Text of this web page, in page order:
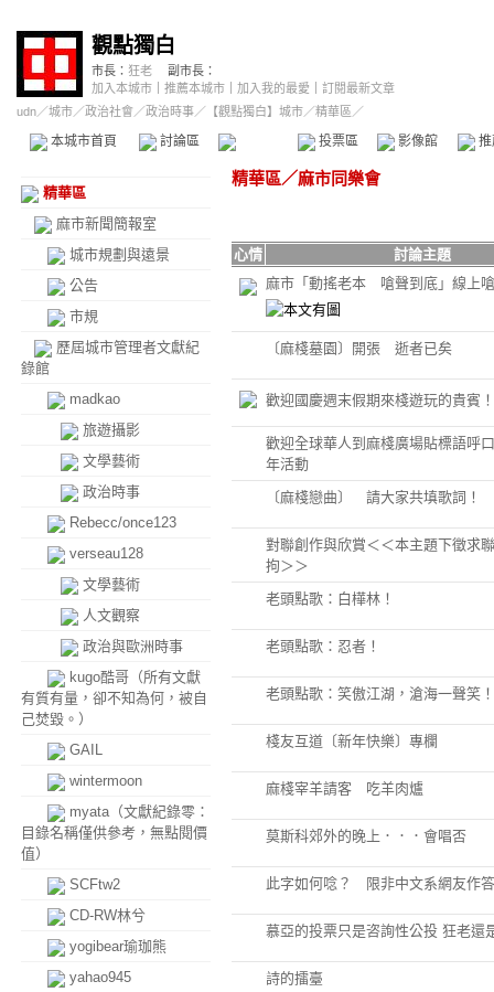
觀點獨白
市長： 狂老
副市長：
加入本城市
推薦本城市 加入我的最愛
訂閱最新文章
udn／城市／政治社會 ／政治時事／ 【觀點獨白】城市／精華區／
本城市首頁 討論區 精華區 投票區 影像館
精華區
麻市新聞簡報室
城市規劃與遠景
公告
市規
歷屆城市管理者文獻紀
錄館
madkao
旅遊攝影
文學藝術
政治時事
Rebecc/once123
verseau128
文學藝術
人文觀察
政治與歐洲時事
kugo酷哥（所有文獻
有質有量，卻不知為何，被自
己焚毀。）
GAIL
wintermoon
myata（文獻紀錄零：
目錄名稱僅供參考，無點閱價
值）
SCFtw2
CD-RW林兮
yogibear瑜珈熊
yahao945
精華區／麻市同樂會
心情
討論主題
麻市「動搖老本 嗆聲到底」線上
〔麻棧墓園〕開張 逝者已矣
歡迎國慶週末假期來棧遊玩的貴賓！
歡迎全球華人到麻棧廣場貼標語呼
年活動
〔麻棧戀曲〕 請大家共填歌詞！
對聯創作與欣賞＜＜本主題下徵求
拘＞＞
老頭點歌：白樺林！
老頭點歌：忍者！
老頭點歌：笑傲江湖，滄海一聲笑！
棧友互道〔新年快樂〕專欄
麻棧宰羊請客 吃羊肉爐
莫斯科郊外的晚上．．．會唱否
此字如何唸？ 限非中文系網友
慕亞的投票只是咨詢性公投 狂老還
詩的擂臺